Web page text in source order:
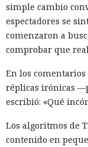
simple cambio
espectadores se
comenzaron a
comprobar que
En los
réplicas irónicas
escribió: «Qué
Los algoritmos de
contenido en